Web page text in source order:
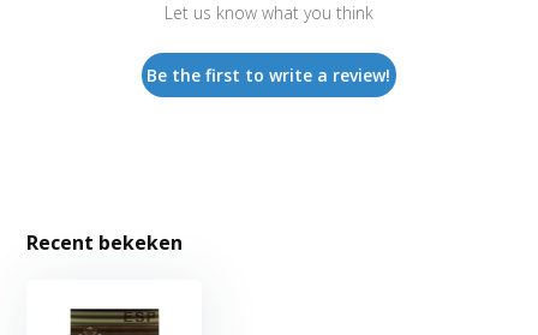
Let us know what you think
Be the first to write a review!
Recent bekeken